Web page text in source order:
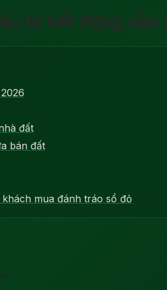
tư bất động sản
đất
bán đất
mua đánh tráo sổ đỏ